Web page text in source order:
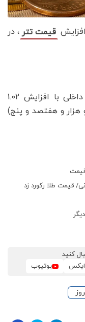
قیمت تتر ، در
قیمت تتر امروز در صرافی‌های معتبر داخلی با افزایش 1.02
و دو هزار و هفتصد و پنج)
قیمت طلا رکورد زد
کنید
ایکس یوتیوب